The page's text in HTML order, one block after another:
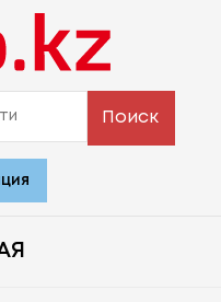
Поиск